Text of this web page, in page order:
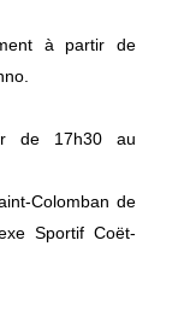
à partir de
de 17h30 au
Colomban de
Sportif Coët-